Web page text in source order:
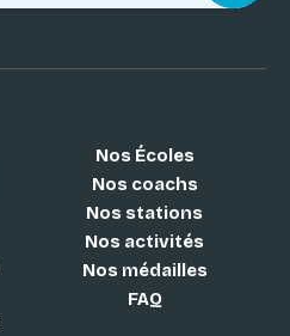
Nos Écoles
Nos coachs
Nos stations
Nos activités
Nos médailles
FAQ